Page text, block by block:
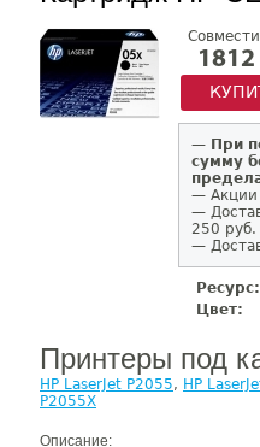
1812
— При
сумму
— Акции
—
250 руб.
—
Ресурс:
Цвет:
Принтеры под
HP LaserJet P2055, HP
P2055X
Описание: